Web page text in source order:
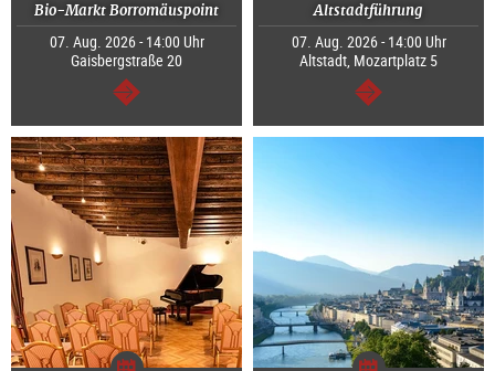
Bio-Markt Borromäuspoint
07. Aug. 2026 - 14:00 Uhr
Gaisbergstraße 20
weiter
Altstadtführung
07. Aug. 2026 - 14:00 Uhr
Altstadt, Mozartplatz 5
weiter